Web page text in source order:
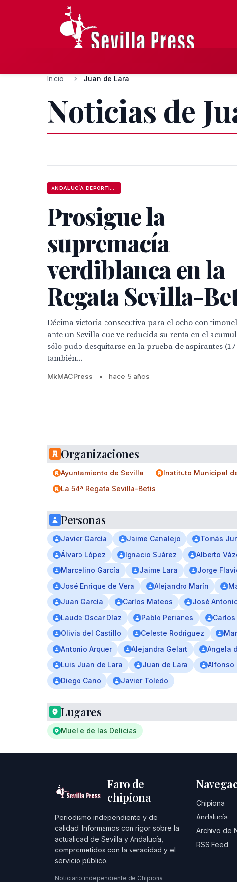
Inicio Juan de Lara
Noticias de
Prosigue la
supremacía
verdiblanca en la
Regata Sevilla-
Décima victoria consecutiva para el ocho con
ante un Sevilla que ve reducida su renta en el
sólo pudo desquitarse en la prueba de aspirantes
también...
MkMACPress • hace 5 años
Organizaciones
Ayuntamiento de Sevilla Instituto Municipal
La 54ª Regata Sevilla-Betis
Personas
Javier García Jaime Canalejo Tomás
Álvaro López
Ignacio Suárez Alberto
Marcelino García
Jaime Lara Jorge
José Enrique de Vera
Alejandro Marín
Juan García
Carlos Mateos José
Laude Oscar Díaz
Pablo Perianes
Olivia del Castillo
Celeste Rodriguez
Antonio Arquer
Alejandra Gelart Angela
Luis Juan de Lara
Juan de Lara Alfonso
Diego Cano
Javier Toledo
Lugares
Muelle de las Delicias
Faro de
chipiona
Periodismo independiente y de
calidad. Informamos con rigor sobre la
actualidad de Sevilla y Andalucía,
comprometidos con la veracidad y el
servicio público.
Noticiario independiente de Chipiona
Chipiona
Andalucía
Archivo de
RSS Feed